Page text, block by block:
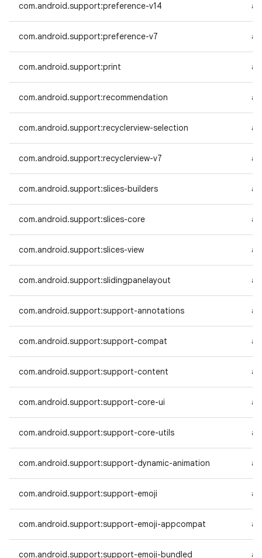
com.android.support:preference-v14
com.android.support:preference-v7
com.android.support:print
com.android.support:recommendation
com.android.support:recyclerview-selection
com.android.support:recyclerview-v7
com.android.support:slices-builders
com.android.support:slices-core
com.android.support:slices-view
com.android.support:slidingpanelayout
com.android.support:support-annotations
com.android.support:support-compat
com.android.support:support-content
com.android.support:support-core-ui
com.android.support:support-core-utils
com.android.support:support-dynamic-animation
com.android.support:support-emoji
com.android.support:support-emoji-appcompat
com.android.support:support-emoji-bundled